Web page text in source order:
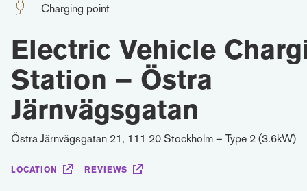
Charging point
Electric Vehicle
Station – Östra
Järnvägsgatan
Östra Järnvägsgatan 21, 111 20 Stockholm – Type 2 (3.6kW)
LOCATION REVIEWS